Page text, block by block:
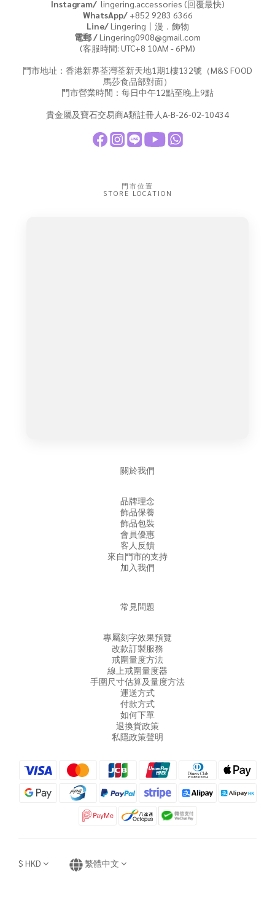
Instagram/ lingering.accessories (回覆最快)
WhatsApp/+852 9283 6366
Line/Lingering丨漫．飾物
電郵 /Lingering0908@gmail.com
(客服時間: UTC+8 10AM - 6PM)
門市地址：香港新界荃灣荃新天地1期1樓132號（M&S FOOD
馬莎食品部對面）
門市營業時間：每日中午12點至晚上9點
貴金屬及寶石交易商A類註冊人A-B-26-02-10434
門市位置
STORE LOCATION
關於我們
品牌理念
飾品保養
飾品包裝
會員優惠
客人反饋
來自門市的支持
加入我們
常見問題
專屬刻字效果預覽
改款訂製服務
戒圍量度方法
線上戒圍量度器
手圍尺寸估算及量度方法
運送方式
付款方式
如何下單
退換貨政策
私隱政策聲明
$ HKD 繁體中文